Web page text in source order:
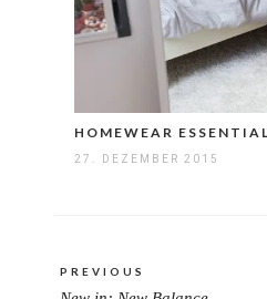
HOMEWEAR
27. DEZEMBER 2015
PREVIOUS